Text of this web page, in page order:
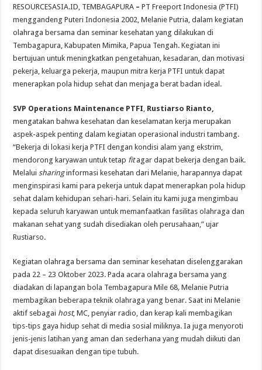
RESOURCESASIA.ID, TEMBAGAPURA –PT Freeport Indonesia (PTFI)
menggandeng Puteri Indonesia 2002, Melanie Putria, dalam kegiatan
olahraga bersama dan seminar kesehatan yang dilakukan di
Tembagapura, Kabupaten Mimika, Papua Tengah. Kegiatan ini
bertujuan untuk meningkatkan pengetahuan, kesadaran, dan motivasi
pekerja, keluarga pekerja, maupun mitra kerja PTFI untuk dapat
menerapkan pola hidup sehat dan menjaga berat badan ideal.
SVP Operations Maintenance PTFI, Rustiarso Rianto,
mengatakan bahwa kesehatan dan keselamatan kerja merupakan
aspek-aspek penting dalam kegiatan operasional industri tambang.
“Bekerja di lokasi kerja PTFI dengan kondisi alam yang ekstrim,
mendorong karyawan untuk tetap fitagar dapat bekerja dengan baik.
Melaluisharinginformasi kesehatan dari Melanie, harapannya dapat
menginspirasi kami para pekerja untuk dapat menerapkan pola hidup
sehat dalam kehidupan sehari-hari. Selain itu kami juga mengimbau
kepada seluruh karyawan untuk memanfaatkan fasilitas olahraga dan
makanan sehat yang sudah disediakan oleh perusahaan,” ujar
Rustiarso.
Kegiatan olahraga bersama dan seminar kesehatan diselenggarakan
pada 22 – 23 Oktober 2023. Pada acara olahraga bersama yang
diadakan di lapangan bola Tembagapura Mile 68, Melanie Putria
membagikan beberapa teknik olahraga yang benar. Saat ini Melanie
aktif sebagai host, MC, penyiar radio, dan kerap kali membagikan
tips-tips gaya hidup sehat di media sosial miliknya. Ia juga menyoroti
jenis-jenis latihan yang aman dan sederhana yang mudah diikuti dan
dapat disesuaikan dengan tipe tubuh.